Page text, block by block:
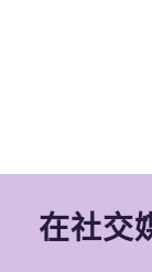
在社交